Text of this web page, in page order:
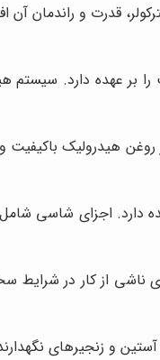
قدرت و
را بر عهده دارد.
هیدرولیک باکیفیت و
اجزای شاسی
ناشی از کار در
آستین و زنجیرهای